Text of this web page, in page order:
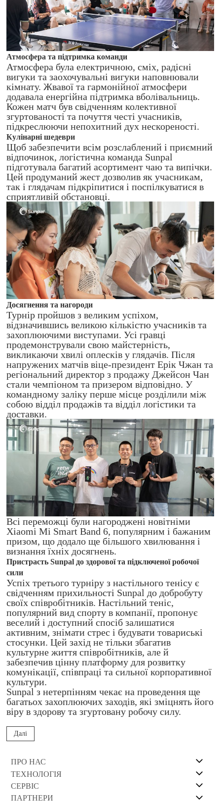
Атмосфера та підтримка команди
Атмосфера була електричною, сміх, радісні
вигуки та заохочувальні вигуки наповнювали
кімнату. Жвавої та гармонійної атмосфери
додавала енергійна підтримка вболівальниць.
Кожен матч був свідченням колективної
згуртованості та почуття честі учасників,
підкреслюючи непохитний дух нескореності.
Кулінарні шедеври
Щоб забезпечити всім розслаблений і приємний
відпочинок, логістична команда Sunpal
підготувала багатий асортимент чаю та випічки.
Цей продуманий жест дозволив як учасникам,
так і глядачам підкріпитися і поспілкуватися в
сприятливій обстановці.
Досягнення та нагороди
Турнір пройшов з великим успіхом,
відзначившись великою кількістю учасників та
захоплюючими виступами. Усі гравці
продемонстрували свою майстерність,
викликаючи хвилі оплесків у глядачів. Після
напружених матчів віце-президент Ерік Чжан та
регіональний директор з продажу Джейсон Чан
стали чемпіоном та призером відповідно. У
командному заліку перше місце розділили між
собою відділ продажів та відділ логістики та
доставки.
Всі переможці були нагороджені новітніми
Xiaomi Mi Smart Band 6, популярним і бажаним
призом, що додало ще більшого хвилювання і
визнання їхніх досягнень.
Пристрасть Sunpal до здорової та підключеної робочої
сили
Успіх третього турніру з настільного тенісу є
свідченням прихильності Sunpal до добробуту
своїх співробітників. Настільний теніс,
популярний вид спорту в компанії, пропонує
веселий і доступний спосіб залишатися
активним, знімати стрес і будувати товариські
стосунки. Цей захід не тільки збагатив
культурне життя співробітників, але й
забезпечив цінну платформу для розвитку
комунікації, співпраці та сильної корпоративної
культури.
Sunpal з нетерпінням чекає на проведення ще
багатьох захоплюючих заходів, які зміцнять його
віру в здорову та згуртовану робочу силу.
Далі
ПРО НАС
ТЕХНОЛОГІЯ
СЕРВІС
ПАРТНЕРИ